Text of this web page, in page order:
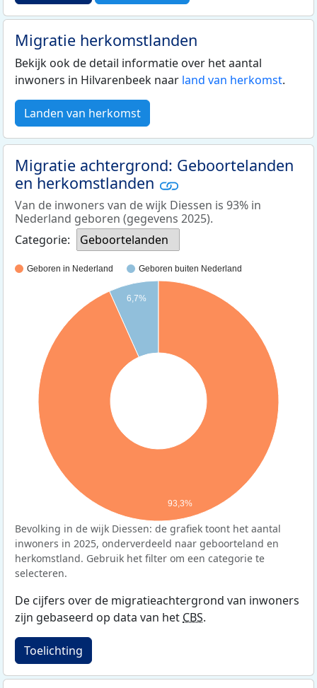
Migratie herkomstlanden
Bekijk ook de detail informatie over het aantal
inwoners in Hilvarenbeek naar land van herkomst.
Landen van herkomst
Migratie achtergrond: Geboortelanden
en herkomstlanden
Van de inwoners van de wijk Diessen is 93% in
Nederland geboren (gegevens 2025).
Categorie:
Geboortelanden
Geboren in Nederland Geboren buiten Nederland
6,7%
93,3%
Bevolking in de wijk Diessen: de grafiek toont het aantal
inwoners in 2025, onderverdeeld naar geboorteland en
herkomstland. Gebruik het filter om een categorie te
selecteren.
De cijfers over de migratieachtergrond van inwoners
zijn gebaseerd op data van het CBS.
Toelichting